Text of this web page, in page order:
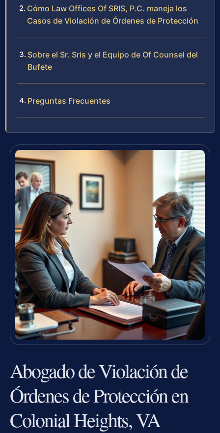
Cómo Law Offices Of SRIS, P.C. maneja los
Casos de Violación de Órdenes de Protección
Sobre el Sr. Sris y el Equipo de Of Counsel del
Bufete
Preguntas Frecuentes
Abogado de Violación de
Órdenes de Protección en
Colonial Heights, VA